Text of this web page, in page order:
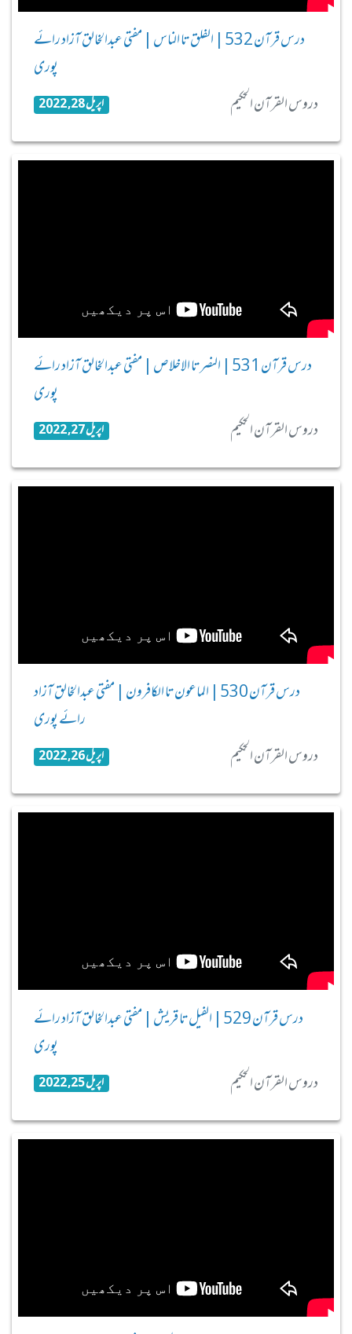
درس قرآن 532 | الفلق تا الناس | مفتی عبدالخالق آزاد رائے
پوری
دروس القرآن الحکیم
اپریل 28, 2022
درس قرآن 531 | النصر تا الاخلاص | مفتی عبدالخالق آزاد رائے
پوری
دروس القرآن الحکیم
اپریل 27, 2022
درس قرآن 530 | الماعون تا الکافرون | مفتی عبدالخالق آزاد
رائے پوری
دروس القرآن الحکیم
اپریل 26, 2022
درس قرآن 529 | الفیل تا قریش | مفتی عبدالخالق آزاد رائے
پوری
دروس القرآن الحکیم
اپریل 25, 2022